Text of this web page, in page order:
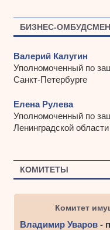
БИЗНЕС-
Валерий Калугин
Уполномоченный по
Санкт-Петербурге
Елена Рулева
Уполномоченный по
Ленинградской области
КОМИТЕТЫ
Комитет
Владимир Уваров-